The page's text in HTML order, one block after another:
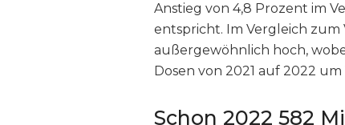
Anstieg von 4,8 Prozent im
entspricht. Im Vergleich zum
außergewöhnlich hoch,
Dosen von 2021 auf 2022
Schon 2022 582